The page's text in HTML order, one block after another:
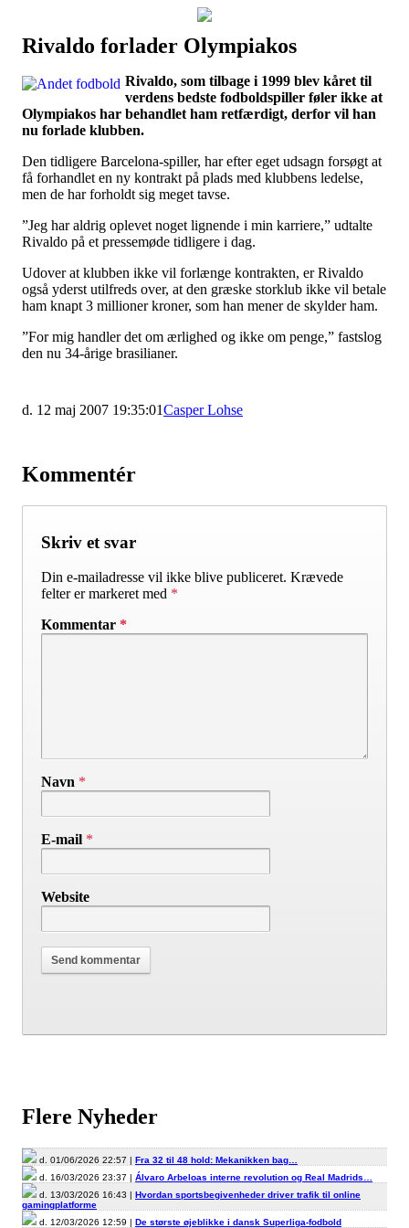
Наши партнеры
лучшие займы
Rivaldo forlader Olympiakos
Rivaldo, som tilbage i 1999 blev kåret til
verdens bedste fodboldspiller føler ikke at
Olympiakos har behandlet ham retfærdigt, derfor vil han
nu forlade klubben.
Den tidligere Barcelona-spiller, har efter eget udsagn forsøgt at
få forhandlet en ny kontrakt på plads med klubbens ledelse,
men de har forholdt sig meget tavse.
”Jeg har aldrig oplevet noget lignende i min karriere,” udtalte
Rivaldo på et pressemøde tidligere i dag.
Udover at klubben ikke vil forlænge kontrakten, er Rivaldo
også yderst utilfreds over, at den græske storklub ikke vil betale
ham knapt 3 millioner kroner, som han mener de skylder ham.
”For mig handler det om ærlighed og ikke om penge,” fastslog
den nu 34-årige brasilianer.
d. 12 maj 2007 19:35:01Casper Lohse
Kommentér
Skriv et svar
Din e-mailadresse vil ikke blive publiceret. Krævede
felter er markeret med *
Kommentar *
Navn *
E-mail *
Website
Flere Nyheder
d. 01/06/2026 22:57 | Fra 32 til 48 hold: Mekanikken bag…
d. 16/03/2026 23:37 | Álvaro Arbeloas interne revolution og Real Madrids…
d. 13/03/2026 16:43 | Hvordan sportsbegivenheder driver trafik til online
gamingplatforme
d. 12/03/2026 12:59 | De største øjeblikke i dansk Superliga-fodbold